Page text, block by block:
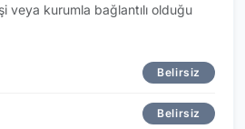
veya kurumla bağlantılı olduğu
Belirsiz
Belirsiz